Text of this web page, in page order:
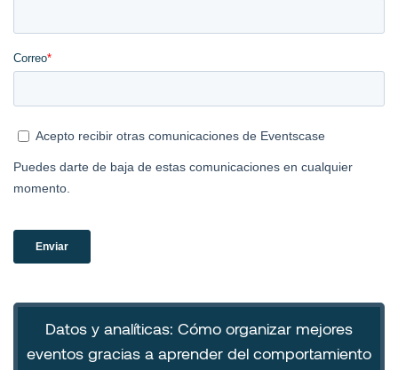
Datos y analíticas: Cómo organizar mejores
eventos gracias a aprender del comportamiento